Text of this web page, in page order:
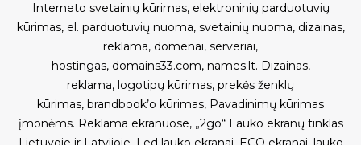
Interneto svetainių kūrimas, elektroninių parduotuvių
kūrimas, el. parduotuvių nuoma, svetainių nuoma, dizainas,
reklama, domenai, serveriai,
hostingas, domains33.com, names.lt. Dizainas,
reklama, logotipų kūrimas, prekės ženklų
kūrimas, brandbook’o kūrimas, Pavadinimų kūrimas
įmonėms. Reklama ekranuose, „2go“ Lauko ekranų tinklas